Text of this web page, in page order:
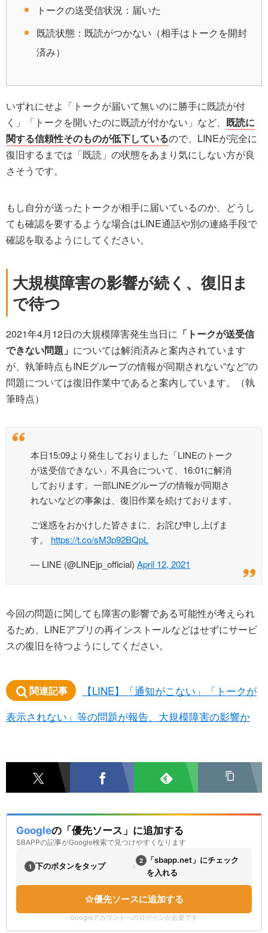
トークの送受信状況：届いた
既読状態：既読がつかない（相手はトークを開封
済み）
いずれにせよ「トークが届いて無いのに勝手に既読が付
く」「トークを開いたのに既読が付かない」など、 既読に
関する信頼性そのものが低下しているので、LINEが完全に
復旧するまでは「既読」の状態をあまり気にしない方が良
さそうです。
もし自分が送ったトークが相手に届いているのか、どうし
ても確認を要するような場合はLINE通話や別の連絡手段で
確認を取るようにしてください。
大規模障害の影響が続く、復旧ま
で待つ
2021年4月12日の大規模障害発生当日に 「トークが送受信
できない問題」 については解消済みと案内されています
が、執筆時点もINEグループの情報が同期されない”など”の
問題については復旧作業中であると案内しています。（執
筆時点）
本日15:09より発生しておりました「LINEのトーク
が送受信できない」不具合について、16:01に解消
しております。一部LINEグループの情報が同期さ
れないなどの事象は、復旧作業を続けております。
ご迷惑をおかけした皆さまに、お詫び申し上げま
す。 https://t.co/sM3p92BQpL
— LINE (@LINEjp_official) April 12, 2021
今回の問題に関しても障害の影響である可能性が考えられ
るため、LINEアプリの再インストールなどはせずにサービ
スの復旧を待つようにしてください。
関連記事
【LINE】「通知がこない」「トークが
表示されない」等の問題が報告、大規模障害の影響か
Googleの「優先ソース」に追加する
SBAPPの記事がGoogle検索で見つけやすくなります
1 下のボタンをタップ › 2
「sbapp.net」にチェック
を入れる
優先ソースに追加する
Googleアカウントへのログインが必要です